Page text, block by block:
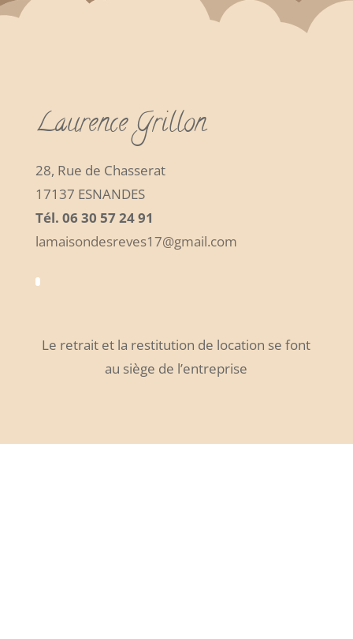
Laurence Grillon
28, Rue de Chasserat
17137 ESNANDES
Tél. 06 30 57 24 91
lamaisondesreves17@gmail.com
Le retrait et la restitution de location se font
au siège de l’entreprise